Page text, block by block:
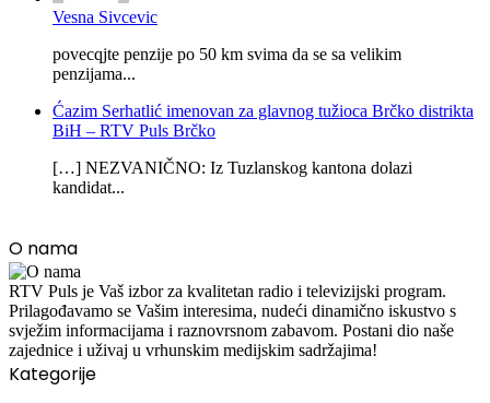
Vesna Sivcevic
povecqjte penzije po 50 km svima da se sa velikim
penzijama...
Ćazim Serhatlić imenovan za glavnog tužioca Brčko distrikta
BiH – RTV Puls Brčko
[…] NEZVANIČNO: Iz Tuzlanskog kantona dolazi
kandidat...
O nama
RTV Puls je Vaš izbor za kvalitetan radio i televizijski program.
Prilagođavamo se Vašim interesima, nudeći dinamično iskustvo s
svježim informacijama i raznovrsnom zabavom. Postani dio naše
zajednice i uživaj u vrhunskim medijskim sadržajima!
Kategorije